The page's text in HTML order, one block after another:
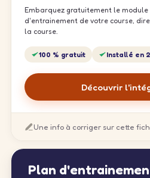
Embarquez gratuitement le
d'entrainement de votre course,
la course.
100 % gratuit Installé en
Découvrir
Une info à corriger sur cette
Plan